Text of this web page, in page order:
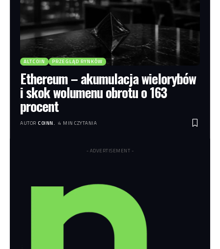
ALTCOIN PRZEGLĄD RYNKÓW
Ethereum – akumulacja wielorybów
i skok wolumenu obrotu o 163
procent
AUTOR COINN. 4 MIN CZYTANIA
- ADVERTISEMENT -